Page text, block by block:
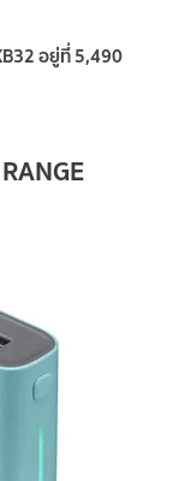
อยู่ที่ 5,490